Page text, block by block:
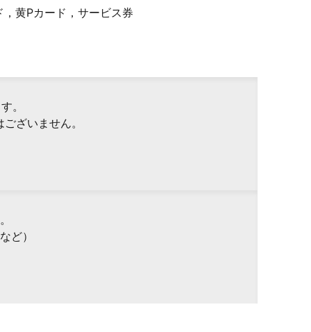
黄Pカード，サービス券
。
ざいません。
ど）